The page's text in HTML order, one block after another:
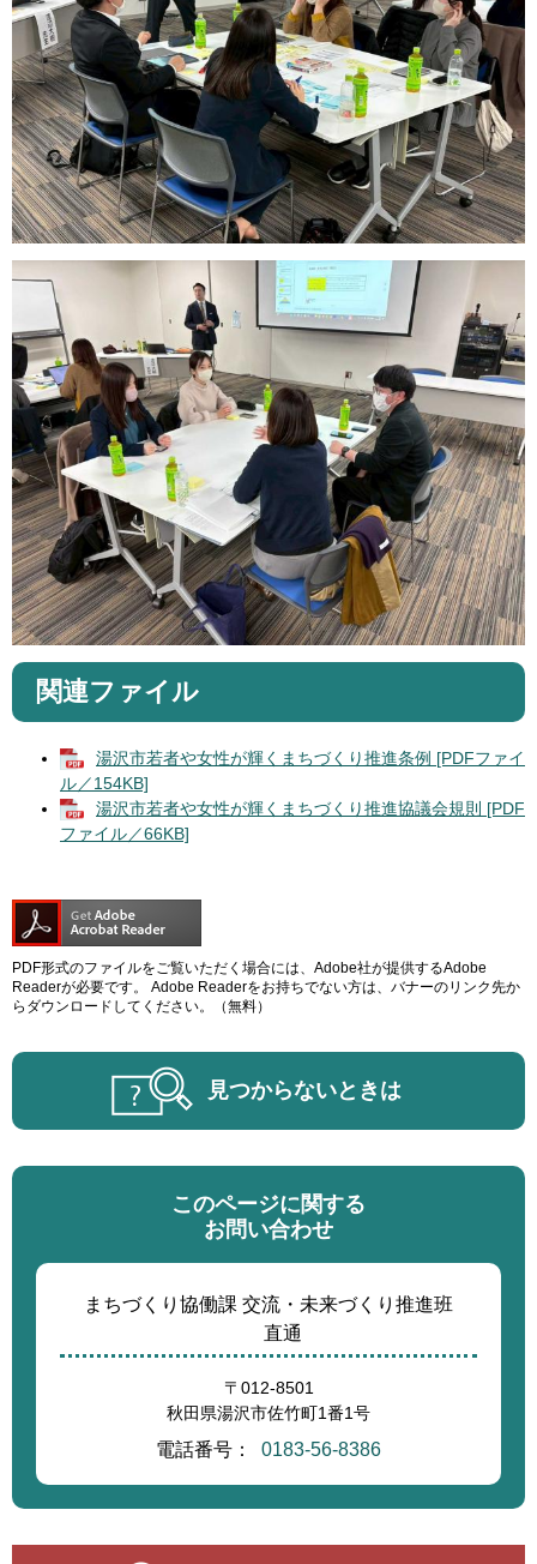
関連ファイル
湯沢市若者や女性が輝くまちづくり推進条例 [PDFファイ
ル／154KB]
湯沢市若者や女性が輝くまちづくり推進協議会規則 [PDF
ファイル／66KB]
PDF形式のファイルをご覧いただく場合には、Adobe社が提供するAdobe
Readerが必要です。
Adobe Readerをお持ちでない方は、バナーのリンク先か
らダウンロードしてください。（無料）
見つからないときは
このページに関する
お問い合わせ
まちづくり協働課 交流・未来づくり推進班
直通
〒012-8501
秋田県湯沢市佐竹町1番1号
電話番号： 0183-56-8386